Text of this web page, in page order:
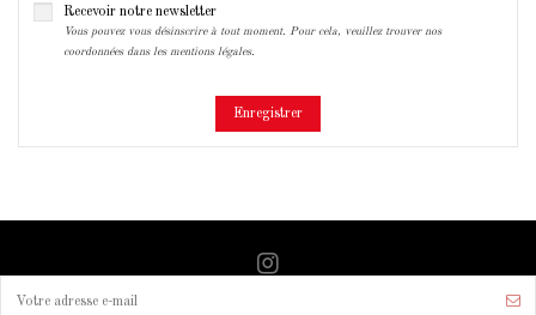
Recevoir notre newsletter
Vous pouvez vous désinscrire à tout moment. Pour cela, veuillez trouver nos
coordonnées dans les mentions légales.
Enregistrer